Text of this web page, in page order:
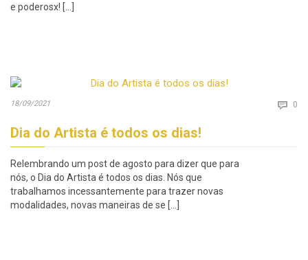
e poderosx! […]
18/09/2021  0
Dia do Artista é todos os dias!
Relembrando um post de agosto para dizer que para
nós, o Dia do Artista é todos os dias. Nós que
trabalhamos incessantemente para trazer novas
modalidades, novas maneiras de se […]